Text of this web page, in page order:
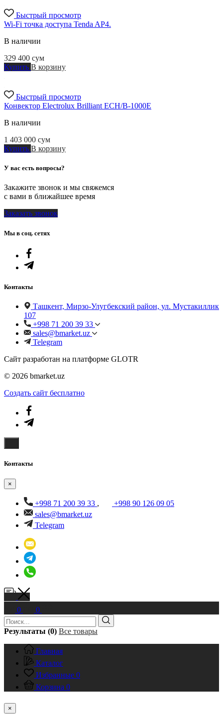
Быстрый просмотр
Wi-Fi точка доступа Tenda AP4.
В наличии
329 400 сум
Купить В корзину
Быстрый просмотр
Конвектор Electrolux Brilliant ECH/B-1000E
В наличии
1 403 000 сум
Купить В корзину
У вас есть вопросы?
Закажите звонок и мы свяжемся
с вами в ближайшее время
Заказать звонок
Мы в соц. сетях
Контакты
Ташкент, Мирзо-Улугбекский район, ул. Мустакиллик
107
+998 71 200 39 33
sales@bmarket.uz
Telegram
Сайт разработан на платформе GLOTR
© 2026 bmarket.uz
Создать cайт бесплатно
Контакты
×
+998 71 200 39 33 ,
+998 90 126 09 05
sales@bmarket.uz
Telegram
0 0
Результаты (0) Все товары
Главная
Каталог
Избранные 0
Корзина 0
×